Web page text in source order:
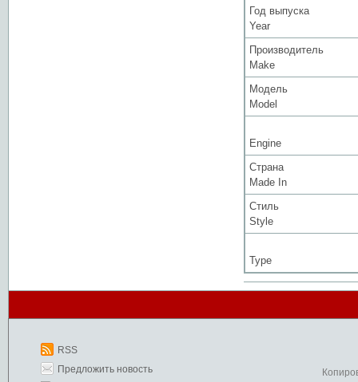
Год выпуска
Year
Производитель
Make
Модель
Model
Engine
Страна
Made In
Стиль
Style
Type
RSS
Предложить новость